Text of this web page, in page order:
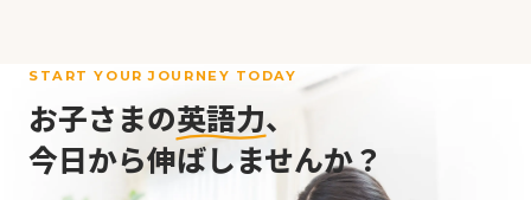
START YOUR JOURNEY TODAY
お子さまの英語力、
今日から伸ばしませんか？